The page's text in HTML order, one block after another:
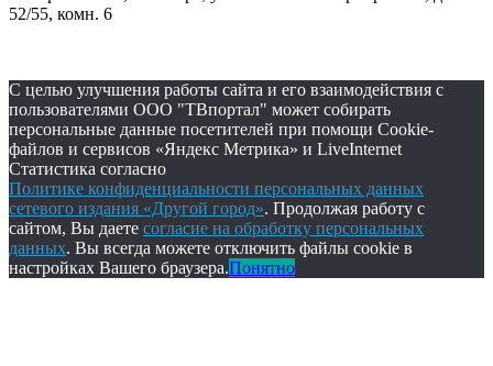
52/55, комн. 6
С целью улучшения работы сайта и его взаимодействия с
пользователями ООО "ТВпортал" может собирать
персональные данные посетителей при помощи Cookie-
файлов и сервисов «Яндекс Метрика» и LiveInternet
Статистика согласно
Политике конфиденциальности персональных данных
сетевого издания «Другой город». Продолжая работу с
сайтом, Вы даете согласие на обработку персональных
данных. Вы всегда можете отключить файлы cookie в
настройках Вашего браузера.Понятно